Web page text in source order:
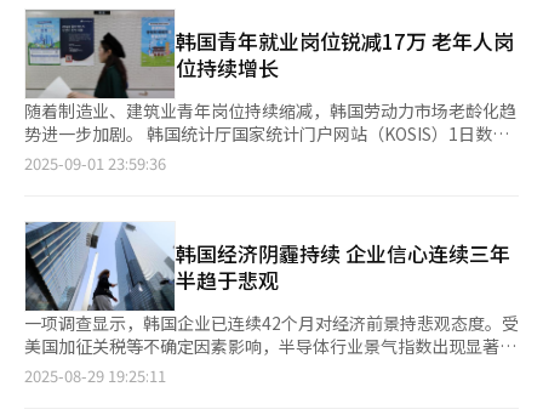
岁的青年进行分析，将人生阶段划分为20多岁、30岁前期和30岁
后期，并通过时序分析测算其40岁时的生活质量指标。 研究结果
显示，有贫困经历的青年在毕业、就业、独立生活和结婚这四类人
生事件上的实现情况明显低于未经历贫困的群体。具体来看，39岁
时未经历贫困的青年中，完成四项人生事件的比例为48.69%，而
有贫困经历者仅为35.26%，整体平均水平为47.04%。 即便已经
毕业并就业，但仍未能实现独立生活或结婚的比例，在贫困群体中
为16.03%，非贫困群体则为12.33%，差距依然明显。更为突出的
高达25.64%，至39岁时仍有10.9%；而非贫困青年在25岁时仅为
8.1%，至39岁则降至不足4%。 研究团队分析指出，贫困群体从
毕业到就业的转型较为迟缓，即便顺利就业，他们在实现独立生活
或结婚方面仍面临较大困难。 学历水平同样影响青年的人生进
程，高中及以下学历群体完成毕业、就业、独立生活和结婚四类人
生事件的比例明显低于本科及以上学历群体。进一步分析显示，四
类人生事件的发生时间与40岁时生活质量密切相关：就业越迟，抑
郁情绪越强，自尊水平越低。研究团队指出：“失业不仅导致生活
韩国青年就业岗位锐减17万 老年人岗
位持续增长
随着制造业、建筑业青年岗位持续缩减，韩国劳动力市场老龄化趋
势进一步加剧。 韩国统计厅国家统计门户网站（KOSIS）1日数据
显示，今年第一季度20至29岁青年就业岗位总计达291.9万个，较
个）和通信业（-2.1万个）等行业岗位持续萎缩，青年不断面临就
业压力。尤其是制造业，自2018年以来位已连续7年岗位下降，数
量从73.7万个减至60.7万个；建筑业岗位则连续7个季度下滑，批
发零售业更是出现长达12个季度的下降趋势。 统计厅相关人士表
示：“批发零售业、建筑业和通信业就业人员主要为20岁以下人
群。20至29岁人口规模缩减进一步加剧了该年龄段就业岗位的减
少。” 整体来看，韩国就业岗位总数达2053.6万个，较去年增加
约1.5万个。这一增长主要得益于福利需求扩大，推动60岁以上人
2025-09-01 23:59:36
韩国经济阴霾持续 企业信心连续三年
半趋于悲观
一项调查显示，韩国企业已连续42个月对经济前景持悲观态度。受
美国加征关税等不确定因素影响，半导体行业景气指数出现显著下
滑。 韩国经济人协会（以下简称“韩经协”）面向全国销售额前
2025-08-29 19:25:11